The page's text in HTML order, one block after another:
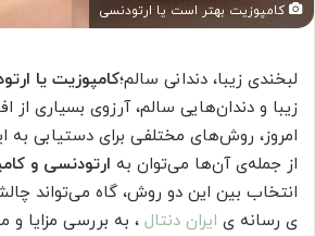
کامپوزیت بهتر است یا ارتودنسی
لبخندی زیبا، دندانی سالم؛کامپوزیت یا
زیبا و دندان‌هایی سالم، آرزوی بسیاری از
امروز، روش‌های مختلفی برای دستیابی به
از جمله‌ی آن‌ها می‌توان به ارتودنسی و
انتخاب بین این دو روش، گاه می‌تواند
ی رسانه ی ایران دنتال ، به بررسی مزایا